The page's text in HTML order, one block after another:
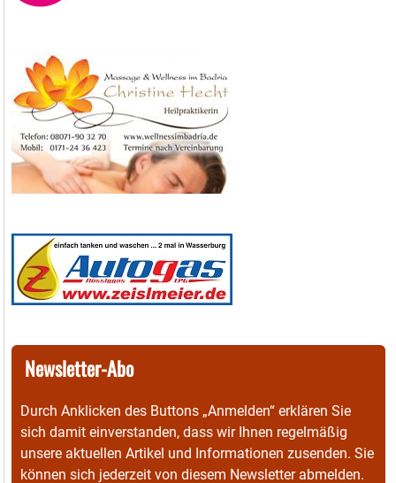
Newsletter-Abo
Durch Anklicken des Buttons „Anmelden“ erklären Sie
sich damit einverstanden, dass wir Ihnen regelmäßig
unsere aktuellen Artikel und Informationen zusenden. Sie
können sich jederzeit von diesem Newsletter abmelden.